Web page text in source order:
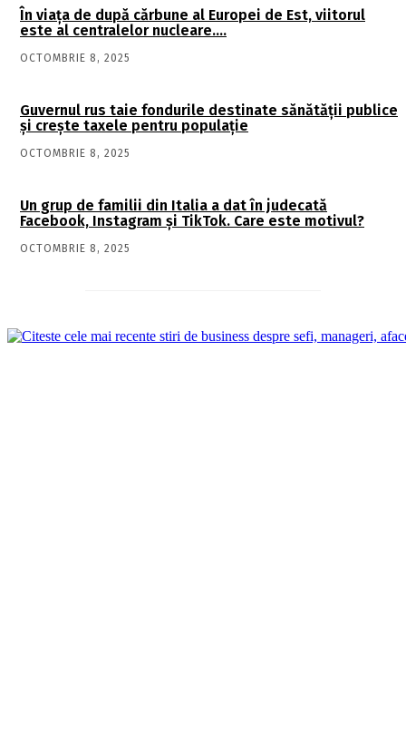
În viaţa de după cărbune al Europei de Est, viitorul
este al centralelor nucleare….
OCTOMBRIE 8, 2025
Guvernul rus taie fondurile destinate sănătății publice
și crește taxele pentru populație
OCTOMBRIE 8, 2025
Un grup de familii din Italia a dat în judecată
Facebook, Instagram și TikTok. Care este motivul?
OCTOMBRIE 8, 2025